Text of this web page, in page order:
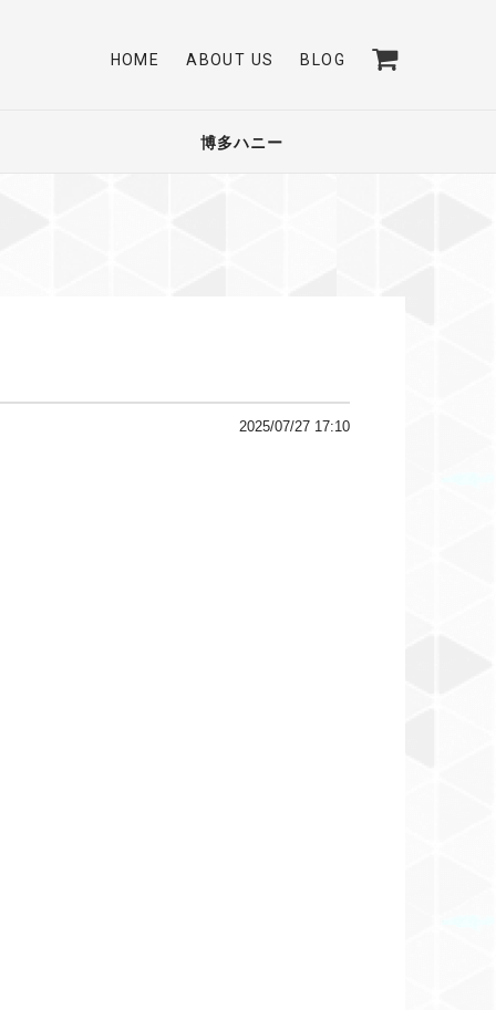
HOME ABOUT US BLOG
博多ハニー
2025/07/27 17:10